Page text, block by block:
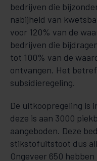
bedrijven die
nabijheid van
voor 120% van de
bedrijven die
tot 100% van de
ontvangen. Het
subsidieregeling.
De uitkoopregeling is
deze is aan 3000
aangeboden. Deze
stikstofuitstoot dus
Ongeveer 650